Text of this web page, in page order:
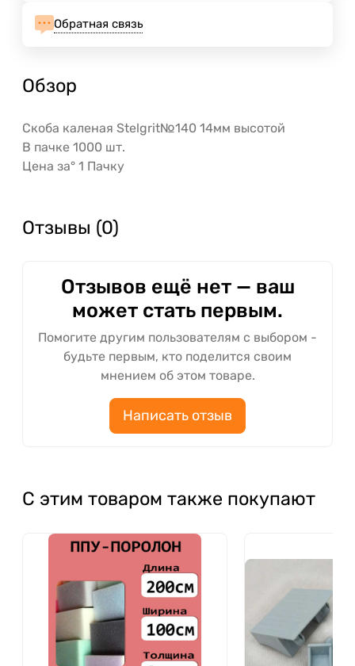
Обратная связь
Обзор
Скоба каленая Stelgrit№140 14мм высотой
В пачке 1000 шт.
Цена за° 1 Пачку
Отзывы (0)
Отзывов ещё нет — ваш
может стать первым.
Помогите другим пользователям с выбором -
будьте первым, кто поделится своим
мнением об этом товаре.
Написать отзыв
С этим товаром также покупают